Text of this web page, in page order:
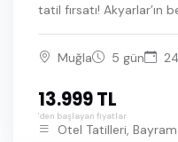
tatil fırsatı! Akyarlar’ın
büfe, havuzlar ve
Bodrum tatilinin tadını
Muğla 5 gün
13.999 TL
'den başlayan fiyatlar
Otel Tatilleri, Bayram